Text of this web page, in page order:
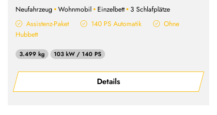
Neufahrzeug Wohnmobil Einzelbett 3 Schlafplätze
Assistenz-Paket 140 PS Automatik
Ohne
Hubbett
3.499 kg 103 kW / 140 PS
Details